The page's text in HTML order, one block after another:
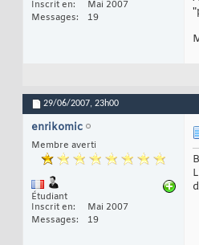
Inscrit en
Mai 2007
Messages
19
29/06/2007, 23h00
enrikomic
Membre averti
Étudiant
Inscrit en
Mai 2007
Messages
19